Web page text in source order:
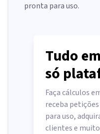
pronta para uso.
Tudo
só
Faça cálculos
receba
para uso,
clientes e